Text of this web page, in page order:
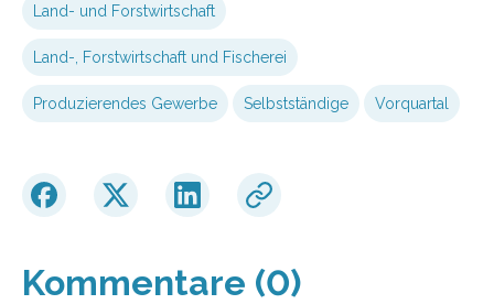
Land- und Forstwirtschaft
Land-, Forstwirtschaft und Fischerei
Produzierendes Gewerbe Selbstständige Vorquartal
Kommentare (0)